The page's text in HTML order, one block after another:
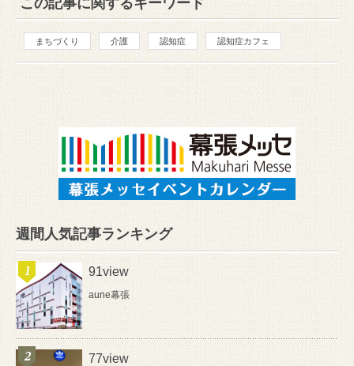
この記事に関するキーワード
まちづくり 介護 認知症 認知症カフェ
週間人気記事ランキング
91view
aune幕張
77view